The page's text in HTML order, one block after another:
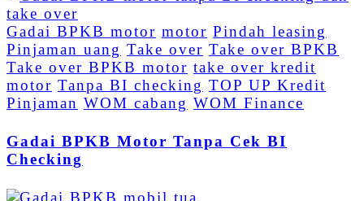
Gadai BPKB motor motor Pindah leasing
Pinjaman uang Take over Take over BPKB
Take over BPKB motor take over kredit
motor Tanpa BI checking TOP UP Kredit
Pinjaman WOM cabang WOM Finance
Gadai BPKB Motor Tanpa Cek BI
Checking